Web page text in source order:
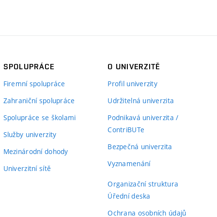
SPOLUPRÁCE
Firemní spolupráce
Zahraniční spolupráce
Spolupráce se školami
Služby univerzity
Mezinárodní dohody
Univerzitní sítě
O UNIVERZITĚ
Profil univerzity
Udržitelná univerzita
Podnikavá univerzita /
ContriBUTe
Bezpečná univerzita
Vyznamenání
Organizační struktura
Úřední deska
Ochrana osobních údajů